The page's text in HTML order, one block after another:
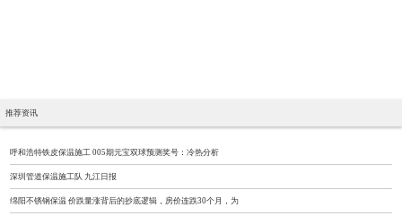
推荐资讯
呼和浩特铁皮保温施工 005期元宝双球预测奖号：冷热分析
深圳管道保温施工队 九江日报
绵阳不锈钢保温 价跌量涨背后的抄底逻辑，房价连跌30个月，为